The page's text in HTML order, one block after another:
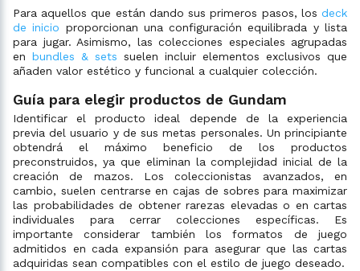
Para aquellos que están dando sus primeros pasos, los deck
de inicio proporcionan una configuración equilibrada y lista
para jugar. Asimismo, las colecciones especiales agrupadas
en bundles & sets suelen incluir elementos exclusivos que
añaden valor estético y funcional a cualquier colección.
Guía para elegir productos de Gundam
Identificar el producto ideal depende de la experiencia
previa del usuario y de sus metas personales. Un principiante
obtendrá el máximo beneficio de los productos
preconstruidos, ya que eliminan la complejidad inicial de la
creación de mazos. Los coleccionistas avanzados, en
cambio, suelen centrarse en cajas de sobres para maximizar
las probabilidades de obtener rarezas elevadas o en cartas
individuales para cerrar colecciones específicas. Es
importante considerar también los formatos de juego
admitidos en cada expansión para asegurar que las cartas
adquiridas sean compatibles con el estilo de juego deseado.